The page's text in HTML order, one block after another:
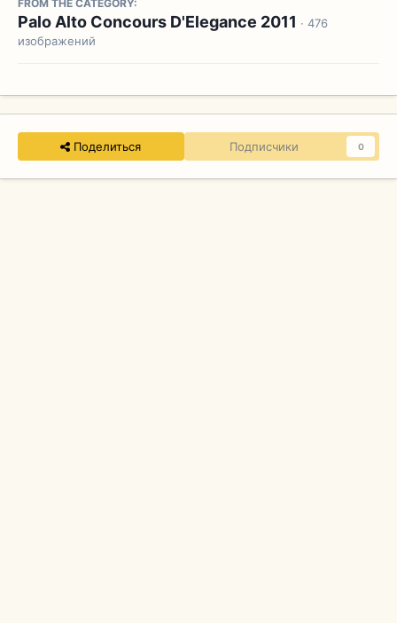
FROM THE CATEGORY:
Palo Alto Concours D'Elegance 2011 · 476
изображений
Поделиться Подписчики 0